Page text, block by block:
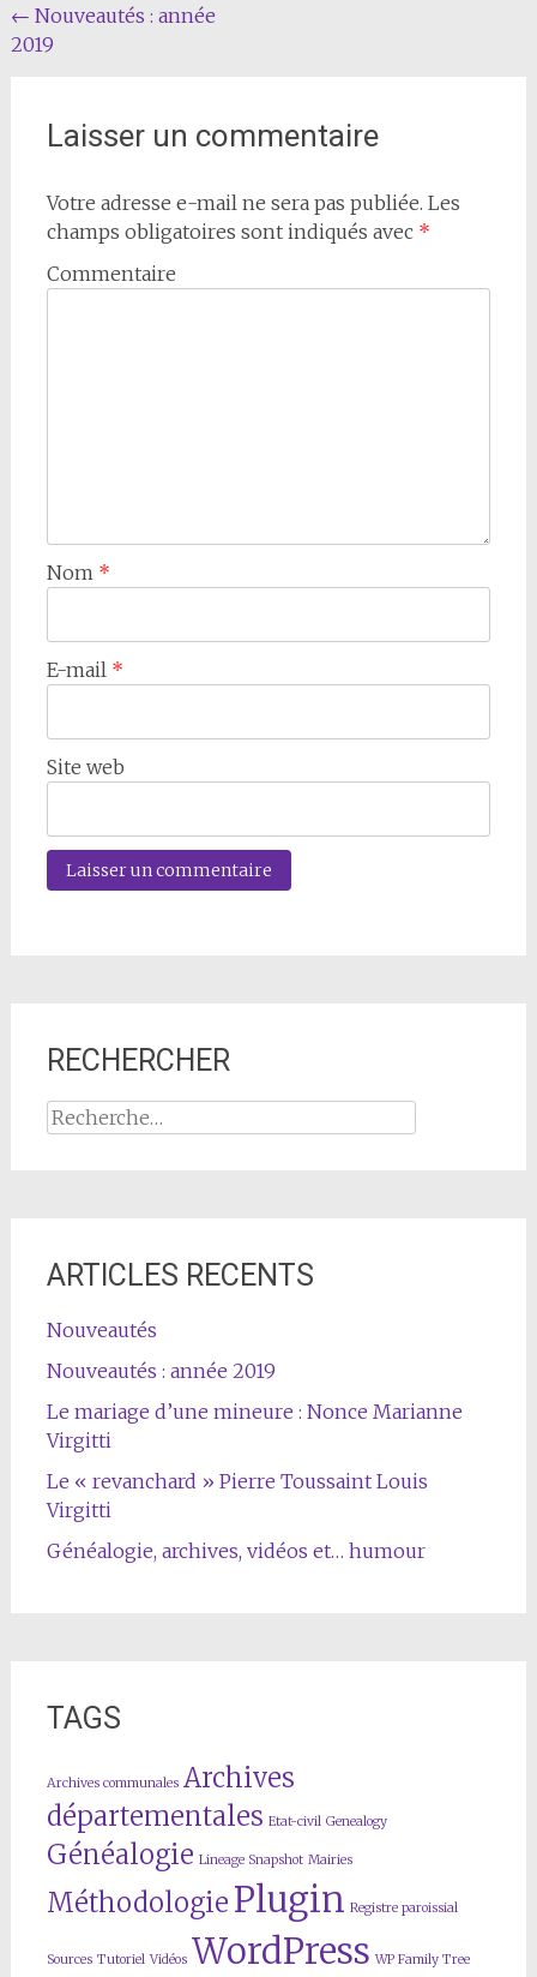
Navigation
de
← Nouveautés : année
2019
Laisser un commentaire
Votre adresse e-mail ne sera pas publiée. Les
champs obligatoires sont indiqués avec *
Commentaire
Nom *
E-mail *
Site web
RECHERCHER
Rechercher :
ARTICLES RECENTS
Nouveautés
Nouveautés : année 2019
Le mariage d’une mineure : Nonce Marianne
Virgitti
Le « revanchard » Pierre Toussaint Louis
Virgitti
Généalogie, archives, vidéos et… humour
TAGS
Archives communales Archives
départementales Etat-civil Genealogy
Généalogie Lineage Snapshot Mairies
Méthodologie Plugin Registre paroissial
Sources Tutoriel Vidéos WordPress WP Family Tree